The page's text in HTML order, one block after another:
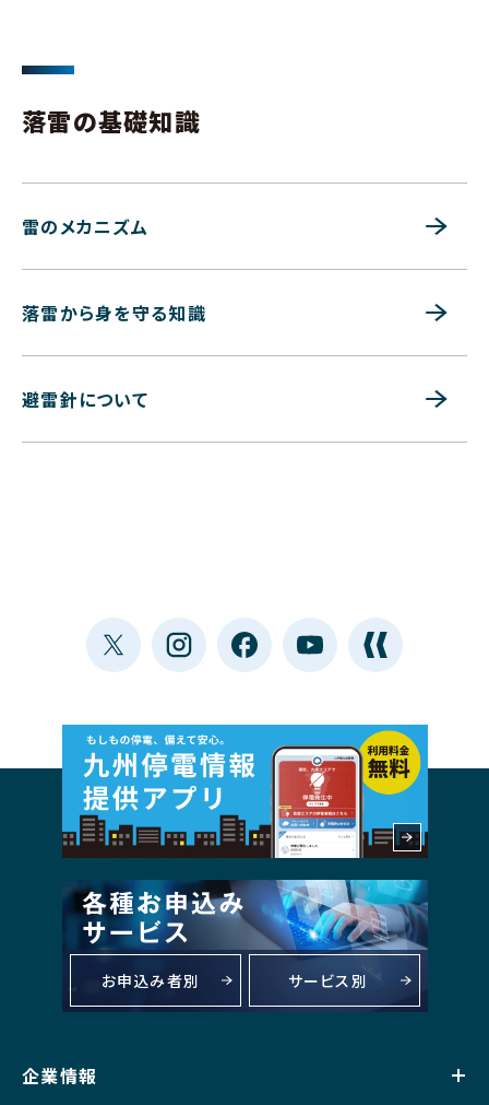
落雷の基礎知識
雷のメカニズム
落雷から身を守る知識
避雷針について
お申込み者別 サービス別
企業情報